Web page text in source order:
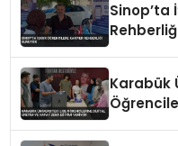
Sinop’ta
Karabük